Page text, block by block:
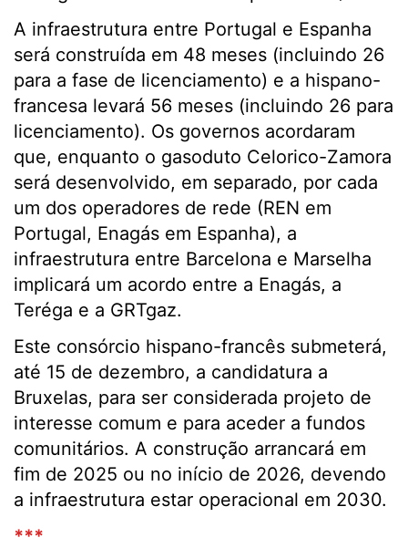
A infraestrutura entre Portugal e Espanha
será construída em 48 meses (incluindo 26
para a fase de licenciamento) e a hispano-
francesa levará 56 meses (incluindo 26 para
licenciamento). Os governos acordaram
que, enquanto o gasoduto Celorico-Zamora
será desenvolvido, em separado, por cada
um dos operadores de rede (REN em
Portugal, Enagás em Espanha), a
infraestrutura entre Barcelona e Marselha
implicará um acordo entre a Enagás, a
Teréga e a GRTgaz.
Este consórcio hispano-francês submeterá,
até 15 de dezembro, a candidatura a
Bruxelas, para ser considerada projeto de
interesse comum e para aceder a fundos
comunitários. A construção arrancará em
fim de 2025 ou no início de 2026, devendo
a infraestrutura estar operacional em 2030.
***